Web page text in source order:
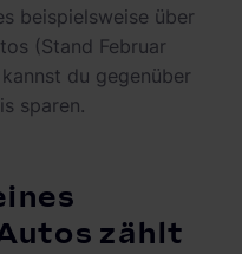
beispielsweise über
(Stand Februar
du gegenüber
sparen.
zählt